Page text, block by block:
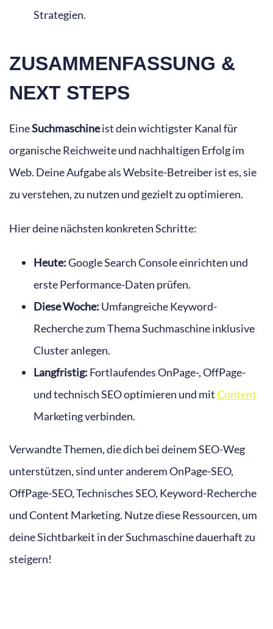
Strategien.
ZUSAMMENFASSUNG &
NEXT STEPS
EineSuchmaschineist dein wichtigster Kanal für
organische Reichweite und nachhaltigen Erfolg im
Web. Deine Aufgabe als Website-Betreiber ist es, sie
zu verstehen, zu nutzen und gezielt zu optimieren.
Hier deine nächsten konkreten Schritte:
Heute:Google Search Console einrichten und
erste Performance-Daten prüfen.
Diese Woche: Umfangreiche Keyword-
Recherche zum Thema Suchmaschine inklusive
Cluster anlegen.
Langfristig: Fortlaufendes OnPage-, OffPage-
und technisch SEO optimieren und mitContent
Marketing verbinden.
Verwandte Themen, die dich bei deinem SEO-Weg
unterstützen, sind unter anderem OnPage-SEO,
OffPage-SEO, Technisches SEO, Keyword-Recherche
und Content Marketing. Nutze diese Ressourcen, um
deine Sichtbarkeit in der Suchmaschine dauerhaft zu
steigern!